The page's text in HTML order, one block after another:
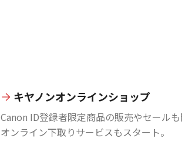
キヤノンオンラインショップ
Canon ID登録者限定商品の販売やセールも
オンライン下取りサービスもスタート。